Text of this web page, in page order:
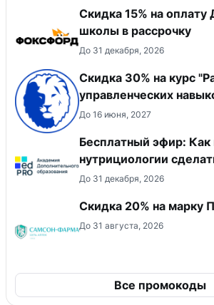
Скидка 15% на
школы в рассрочку
До 31 декабря, 2026
Скидка 30% на курс
управленческих
До 16 июня, 2027
Бесплатный эфир: Как
нутрициологии
До 31 декабря, 2026
Скидка 20% на марку
До 31 августа, 2026
Все промокоды